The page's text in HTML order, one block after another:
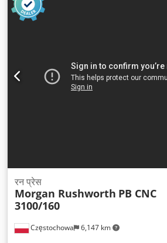
Częstochowa 6,147 km
रन प्रेस
Morgan Rushworth PB CNC
3100/160